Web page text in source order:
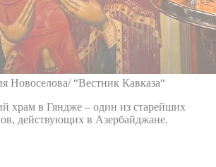
Новоселова/ “Вестник Кавказа“
храм в Гяндже – один из старейших
действующих в Азербайджане.